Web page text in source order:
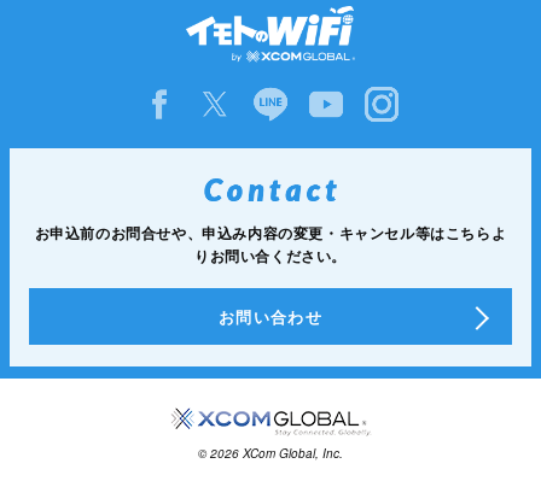
お申込前のお問合せや、申込み内容の変更・キャンセル等はこちらよ
りお問い合ください。
お問い合わせ
© 2026 XCom Global, Inc.